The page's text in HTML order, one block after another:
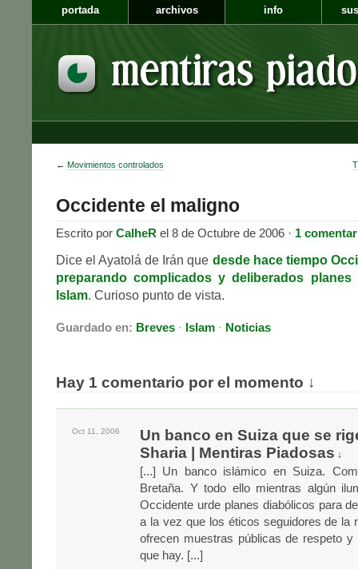
portada archivos info
← Movimientos controlados
Occidente el maligno
Escrito por CalheR el 8 de Octubre de 2006 · 1
Dice el Ayatolá de Irán que desde hace tiempo
preparando complicados y deliberados
Islam. Curioso punto de vista.
Guardado en: Breves · Islam · Noticias
Hay 1 comentario por el momento ↓
Oct 11,2006
Un banco en Suiza que se
Sharia | Mentiras Piadosas↓
[...] Un banco islámico en Suiza.
Bretaña. Y todo ello mientras algún
Occidente urde planes diabólicos para
a la vez que los éticos seguidores de la
ofrecen muestras públicas de respeto y
que hay. [...]